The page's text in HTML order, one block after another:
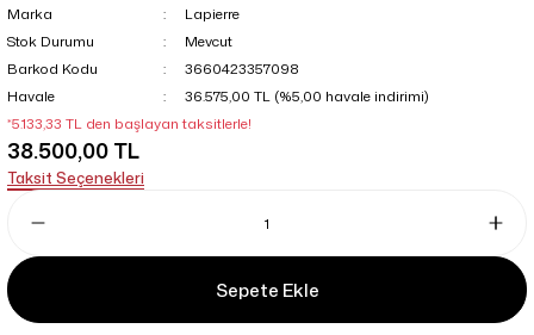
Marka
Lapierre
Stok Durumu
Mevcut
Barkod Kodu
3660423357098
Havale
36.575,00 TL (%5,00 havale indirimi)
*5.133,33 TL den başlayan taksitlerle!
38.500,00 TL
Taksit Seçenekleri
Sepete Ekle